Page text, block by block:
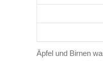
Äpfel und Birnen